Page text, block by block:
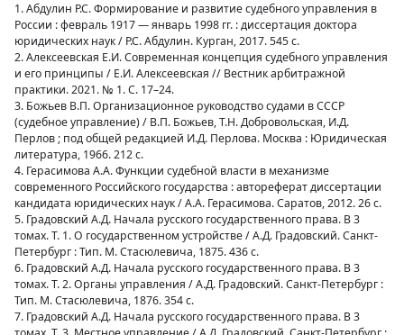
1. Абдулин Р.С. Формирование и развитие судебного управления в
России : февраль 1917 — январь 1998 гг. : диссертация доктора
юридических наук / Р.С. Абдулин. Курган, 2017. 545 с.
2. Алексеевская Е.И. Современная концепция судебного управления
и его принципы / Е.И. Алексеевская // Вестник арбитражной
практики. 2021. № 1. С. 17–24.
3. Божьев В.П. Организационное руководство судами в СССР
(судебное управление) / В.П. Божьев, Т.Н. Добровольская, И.Д.
Перлов ; под общей редакцией И.Д. Перлова. Москва : Юридическая
литература, 1966. 212 с.
4. Герасимова А.А. Функции судебной власти в механизме
современного Российского государства : автореферат диссертации
кандидата юридических наук / А.А. Герасимова. Саратов, 2012. 26 с.
5. Градовский А.Д. Начала русского государственного права. В 3
томах. Т. 1. О государственном устройстве / А.Д. Градовский. Санкт-
Петербург : Тип. М. Стасюлевича, 1875. 436 с.
6. Градовский А.Д. Начала русского государственного права. В 3
томах. Т. 2. Органы управления / А.Д. Градовский. Санкт-Петербург :
Тип. М. Стасюлевича, 1876. 354 с.
7. Градовский А.Д. Начала русского государственного права. В 3